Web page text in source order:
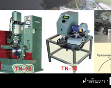
คำค้นหา :